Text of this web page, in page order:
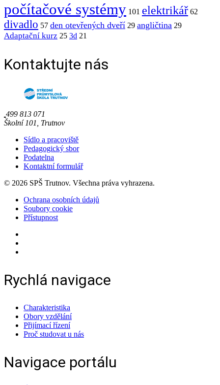
počítačové systémy 101 elektrikář 62
divadlo 57 den otevřených dveří 29 angličtina 29
Adaptační kurz 25 3d 21
Kontaktujte nás
499 813 071
Školní 101, Trutnov
Sídlo a pracoviště
Pedagogický sbor
Podatelna
Kontaktní formulář
© 2026 SPŠ Trutnov. Všechna práva vyhrazena.
Ochrana osobních údajů
Soubory cookie
Přístupnost
Rychlá navigace
Charakteristika
Obory vzdělání
Přijímací řízení
Proč studovat u nás
Navigace portálu